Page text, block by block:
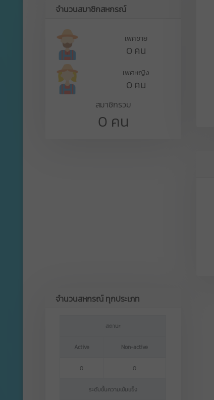
จำนวนสมาชิกสหกรณ์
เพศชาย
0 คน
เพศหญิง
0 คน
สมาชิกรวม
0 คน
จำนวนสหกรณ์ ทุกประเภท
สถานะ
Active Non-active
0 0
ระดับขั้นความเข้มแข็ง